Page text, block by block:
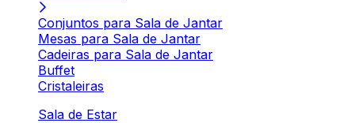
Conjuntos para Sala de Jantar
Mesas para Sala de Jantar
Cadeiras para Sala de Jantar
Buffet
Cristaleiras
Sala de Estar